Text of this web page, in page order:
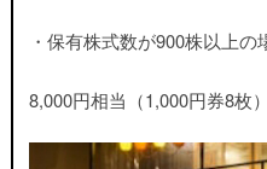
・保有株式数が900株以上の
8,000円相当（1,000円券8枚